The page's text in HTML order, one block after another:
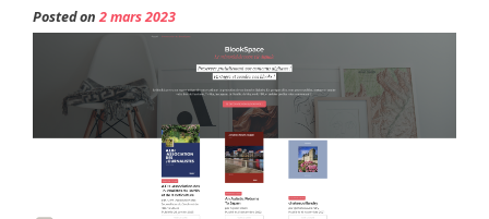
Posted on2 mars 2023